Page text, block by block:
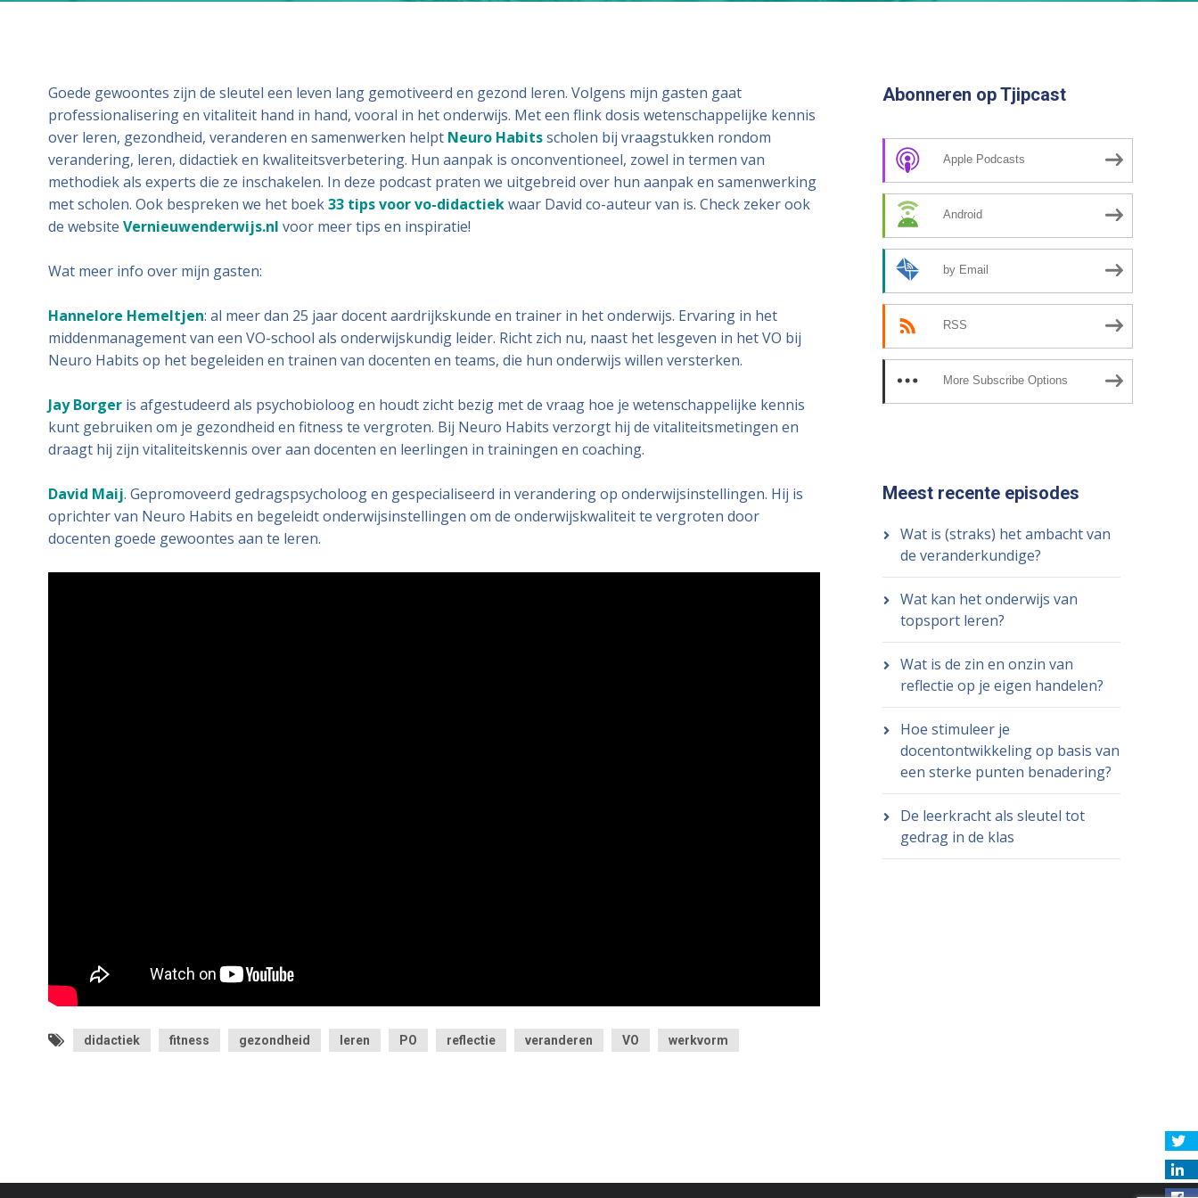
of
verlagen.
Goede gewoontes zijn de sleutel een leven lang gemotiveerd en gezond leren. Volgens mijn gasten gaat
professionalisering en vitaliteit hand in hand, vooral in het onderwijs. Met een flink dosis wetenschappelijke kennis
over leren, gezondheid, veranderen en samenwerken helpt Neuro Habitsscholen bij vraagstukken rondom
verandering, leren, didactiek en kwaliteitsverbetering. Hun aanpak is onconventioneel, zowel in termen van
methodiek als experts die ze inschakelen. In deze podcast praten we uitgebreid over hun aanpak en samenwerking
met scholen. Ook bespreken we het boek33 tips voor vo-didactiekwaar David co-auteur van is. Check zeker ook
de website Vernieuwenderwijs.nl voor meer tips en inspiratie!
Wat meer info over mijn gasten:
Hannelore Hemeltjen: al meer dan 25 jaar docent aardrijkskunde en trainer in het onderwijs. Ervaring in het
middenmanagement van een VO-school als onderwijskundig leider. Richt zich nu, naast het lesgeven in het VO bij
Neuro Habits op het begeleiden en trainen van docenten en teams, die hun onderwijs willen versterken.
Jay Borgeris afgestudeerd als psychobioloog en houdt zicht bezig met de vraag hoe je wetenschappelijke kennis
kunt gebruiken om je gezondheid en fitness te vergroten. Bij Neuro Habits verzorgt hij de vitaliteitsmetingen en
draagt hij zijn vitaliteitskennis over aan docenten en leerlingen in trainingen en coaching.
David Maij. Gepromoveerd gedragspsycholoog en gespecialiseerd in verandering op onderwijsinstellingen. Hij is
oprichter van Neuro Habits en begeleidt onderwijsinstellingen om de onderwijskwaliteit te vergroten door
docenten goede gewoontes aan te leren.
didactiek fitness gezondheid leren PO reflectie veranderen VO werkvorm
Abonneren op Tjipcast
Apple Podcasts
Android
by Email
RSS
More Subscribe Options
Meest recente episodes
Wat is (straks) het ambacht van
de veranderkundige?
Wat kan het onderwijs van
topsport leren?
Wat is de zin en onzin van
reflectie op je eigen handelen?
Hoe stimuleer je
docentontwikkeling op basis van
een sterke punten benadering?
De leerkracht als sleutel tot
gedrag in de klas